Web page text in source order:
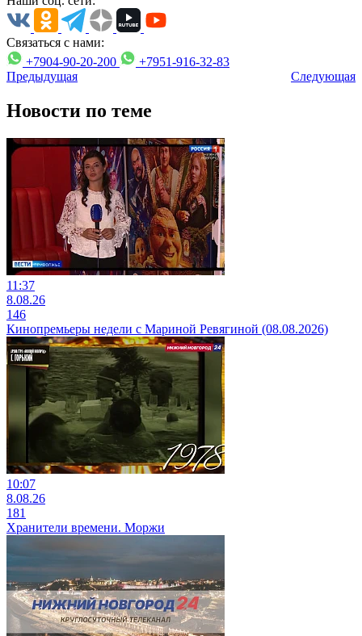
Связаться с нами:
+7904-90-20-200
+7951-916-32-83
Предыдущая
Следующая
Новости по теме
11:37
8.08.26
146
Кинопремьеры недели с Мариной Ревягиной (08.08.2026)
10:07
8.08.26
181
Хранители времени. Моржи